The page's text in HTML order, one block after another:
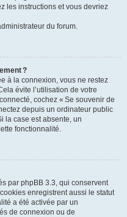
les instructions et vous devriez
du forum.
?
à la connexion, vous ne restez
évite l’utilisation de votre
cochez « Se souvenir de
depuis un ordinateur public
la case est absente, un
fonctionnalité.
par phpBB 3.3, qui conservent
enregistrent aussi le statut
a été activée par un
de connexion ou de